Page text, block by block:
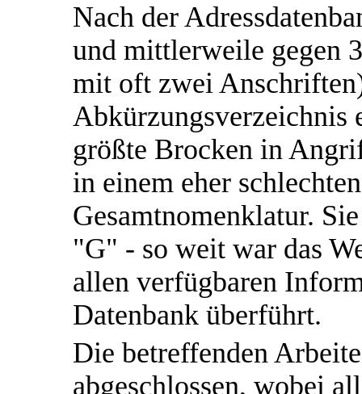
Nach der
und mittlerweile gegen
mit oft zwei
Abkürzungsverzeichnis
größte Brocken in
in einem eher
Gesamtnomenklatur.
"G" - so weit war das
allen verfügbaren
Datenbank überführt.
Die betreffenden
abgeschlossen, wobei